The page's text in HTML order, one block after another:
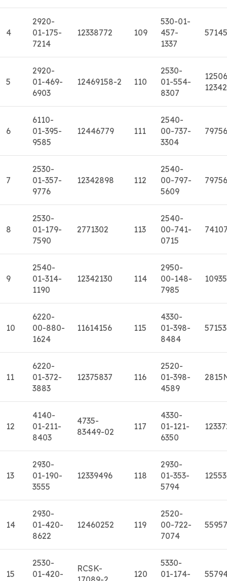
4
2920-
01-175-
7214
12338772 109
530-01-
457-
1337
5
2920-
01-469-
6903
12469158-2 110
2530-
01-554-
8307
6
6110-
01-395-
9585
12446779 111
2540-
00-737-
3304
7
2530-
01-357-
9776
12342898 112
2540-
00-797-
5609
8
2530-
01-179-
7590
2771302 113
2540-
00-741-
0715
9
2540-
01-314-
1190
12342130 114
2950-
00-148-
7985
10
6220-
00-880-
1624
11614156 115
4330-
01-398-
8484
11
6220-
01-372-
3883
12375837 116
2520-
01-398-
4589
12
4140-
01-211-
8403
4735-
83449-02
117
4330-
01-121-
6350
13
2930-
01-190-
3555
12339496 118
2930-
01-353-
5794
14
2930-
01-420-
8622
12460252 119
2520-
00-722-
7074
15
2530-
01-420-
RCSK-
120
5330-
01-174-